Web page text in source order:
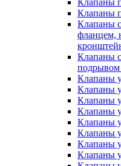
Клапаны
Клапаны
фланцем,
Клапаны
подрывом
Клапаны
Клапаны
Клапаны
Клапаны
Клапаны
Клапаны
Клапаны
Клапаны